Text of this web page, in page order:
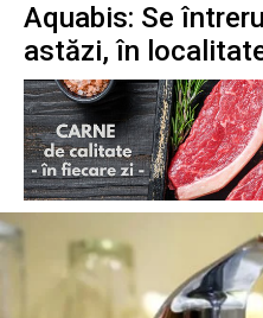
Aquabis: Se
astăzi, în